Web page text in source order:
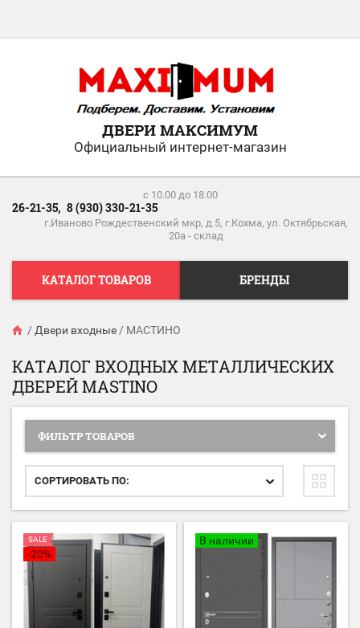
ДВЕРИ МАКСИМУМ
Официальный интернет-магазин
c 10.00 до 18.00
26-21-35, 8 (930) 330-21-35
г.Иваново Рождественский мкр, д.5, г.Кохма, ул. Октябрьская,
20а - склад
КАТАЛОГ ТОВАРОВ БРЕНДЫ
/ Двери входные / МАСТИНО
КАТАЛОГ ВХОДНЫХ МЕТАЛЛИЧЕСКИХ
ДВЕРЕЙ MASTINO
ФИЛЬТР ТОВАРОВ
СОРТИРОВАТЬ ПО:
SALE
-20%
В наличии